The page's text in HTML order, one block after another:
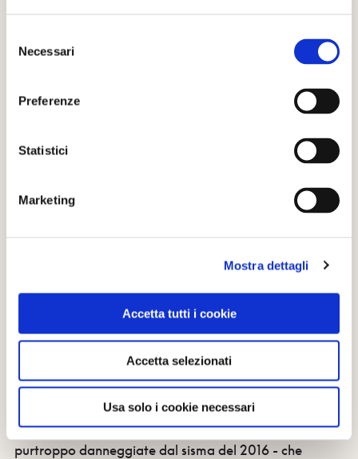
delNecessari
Preferenze
Statistici
Marketing
Mostra dettagli
Accetta tutti i cookie
Accetta selezionati
Usa solo i cookie necessari
Dalla strada cheda Norciasi inerpica fino allaforca
si distacca il suggestivo tracciato che
penetra nelparco nazionale dei Monti Sibillini, dove
ancora riecheggiano i miti della Sibilla. Il parco si
estende per quasi70 mila ettari e tra lecci, pini
d'Aleppo, roverelle, cerri e faggi.Una volta nel borgo
si possono ammirare le eredità medievali - molte
purtroppo danneggiate dal sisma del 2016 - che